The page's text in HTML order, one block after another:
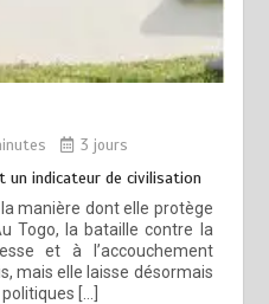
3 jours
un indicateur de civilisation
manière dont elle protège
Togo, la bataille contre la
et à l’accouchement
mais elle laisse désormais
[…]